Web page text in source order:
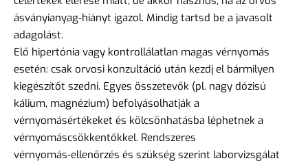
ásványianyag‑hiányt igazol. Mindig tartsd be a javasolt
adagolást.
Elő hipertónia vagy kontrollálatlan magas vérnyomás
esetén: csak orvosi konzultáció után kezdj el bármilyen
kiegészítőt szedni. Egyes összetevők (pl. nagy dózisú
kálium, magnézium) befolyásolhatják a
vérnyomásértékeket és kölcsönhatásba léphetnek a
vérnyomáscsökkentőkkel. Rendszeres
vérnyomás‑ellenőrzés és szükség szerint laborvizsgálat